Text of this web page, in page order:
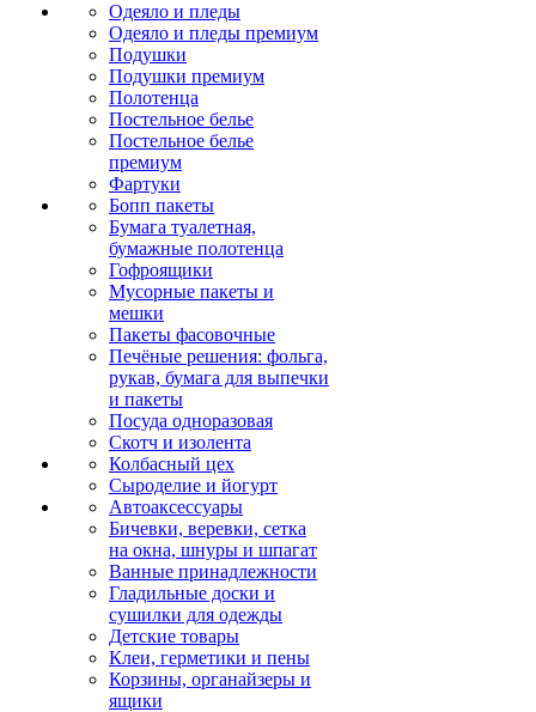
Одеяло и пледы
Одеяло и пледы премиум
Подушки
Подушки премиум
Полотенца
Постельное белье
Постельное белье
премиум
Фартуки
Бопп пакеты
Бумага туалетная,
бумажные полотенца
Гофроящики
Мусорные пакеты и
мешки
Пакеты фасовочные
Печёные решения: фольга,
рукав, бумага для выпечки
и пакеты
Посуда одноразовая
Скотч и изолента
Колбасный цех
Сыроделие и йогурт
Автоаксессуары
Бичевки, веревки, сетка
на окна, шнуры и шпагат
Ванные принадлежности
Гладильные доски и
сушилки для одежды
Детские товары
Клеи, герметики и пены
Корзины, органайзеры и
ящики